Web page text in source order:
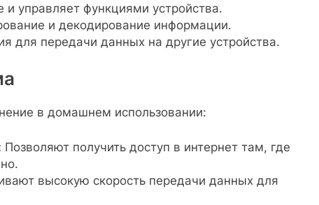
управляет функциями устройства.
и декодирование информации.
для передачи данных на другие устройства.
в домашнем использовании:
Позволяют получить доступ в интернет там, где
высокую скорость передачи данных для